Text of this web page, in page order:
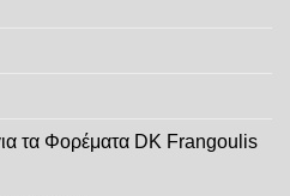
τα Φορέματα DK Frangoulis